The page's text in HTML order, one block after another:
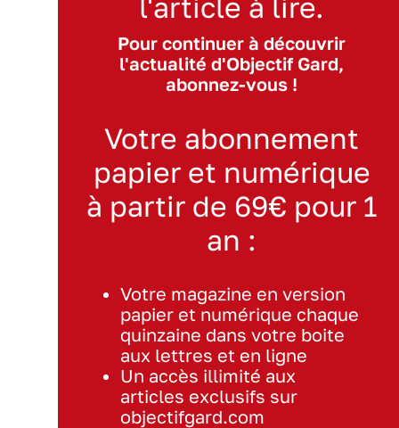
Pour continuer à découvrir
l'actualité d'Objectif Gard,
abonnez-vous !
Votre abonnement
papier et numérique
à partir de 69€ pour 1
an :
Votre magazine en version
papier et numérique chaque
quinzaine dans votre boite
aux lettres et en ligne
Un accès illimité aux
articles exclusifs sur
objectifgard.com